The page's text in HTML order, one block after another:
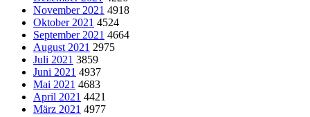
November 2021 4918
Oktober 2021 4524
September 2021 4664
August 2021 2975
Juli 2021 3859
Juni 2021 4937
Mai 2021 4683
April 2021 4421
März 2021 4977